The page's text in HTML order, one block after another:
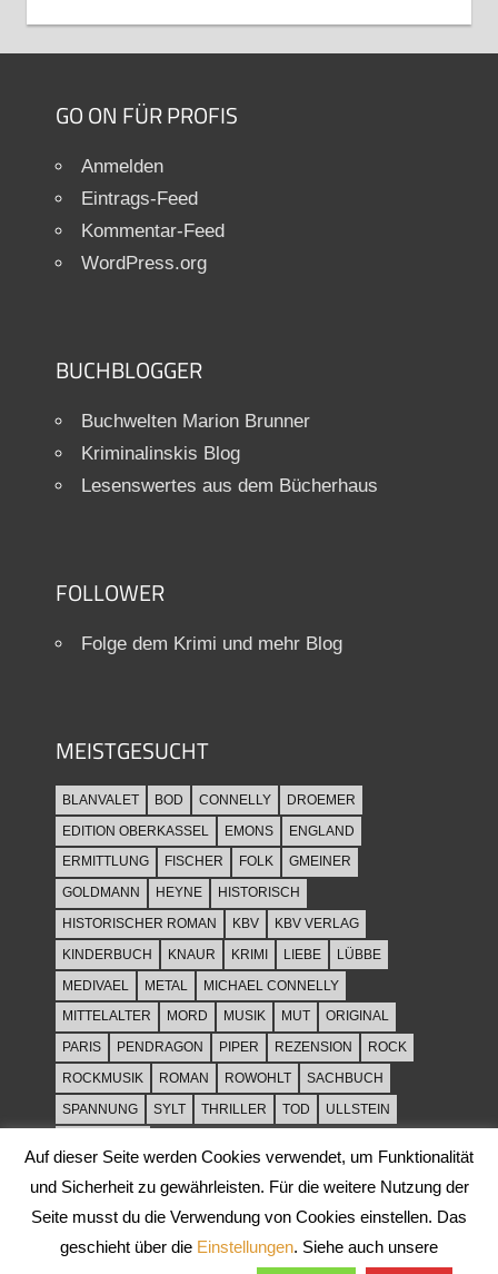
GO ON FÜR PROFIS
Anmelden
Eintrags-Feed
Kommentar-Feed
WordPress.org
BUCHBLOGGER
Buchwelten Marion Brunner
Kriminalinskis Blog
Lesenswertes aus dem Bücherhaus
FOLLOWER
Folge dem Krimi und mehr Blog
MEISTGESUCHT
BLANVALET BOD CONNELLY
DROEMER
EDITION OBERKASSEL
EMONS
ENGLAND
ERMITTLUNG
FISCHER FOLK
GMEINER
GOLDMANN
HEYNE
HISTORISCH
HISTORISCHER ROMAN
KBV
KBV VERLAG
KINDERBUCH
KNAUR KRIMI LIEBE
LÜBBE
MEDIVAEL
METAL
MICHAEL CONNELLY
MITTELALTER
MORD MUSIK MUT
ORIGINAL
PARIS
PENDRAGON PIPER REZENSION
ROCK
ROCKMUSIK
ROMAN ROWOHLT
SACHBUCH
SPANNUNG
SYLT THRILLER TOD
ULLSTEIN
Auf dieser Seite werden Cookies verwendet, um Funktionalität
und Sicherheit zu gewährleisten. Für die weitere Nutzung der
Seite musst du die Verwendung von Cookies einstellen. Das
geschieht über die Einstellungen. Siehe auch unsere